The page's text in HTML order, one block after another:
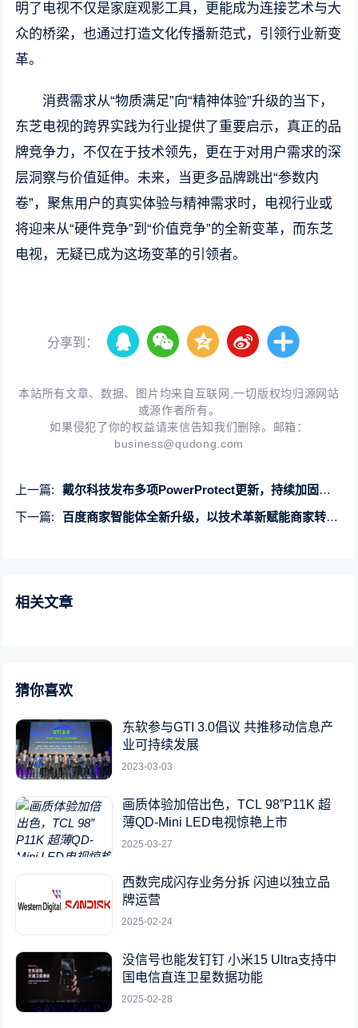
明了电视不仅是家庭观影工具，更能成为连接艺术与大
众的桥梁，也通过打造文化传播新范式，引领行业新变
革。
消费需求从“物质满足”向“精神体验”升级的当下，
东芝电视的跨界实践为行业提供了重要启示，真正的品
牌竞争力，不仅在于技术领先，更在于对用户需求的深
层洞察与价值延伸。未来，当更多品牌跳出“参数内
卷”，聚焦用户的真实体验与精神需求时，电视行业或
将迎来从“硬件竞争”到“价值竞争”的全新变革，而东芝
电视，无疑已成为这场变革的引领者。
分享到：
本站所有文章、数据、图片均来自互联网,一切版权均归源网站
或源作者所有。
如果侵犯了你的权益请来信告知我们删除。邮箱：
business@qudong.com
上一篇:
戴尔科技发布多项PowerProtect更新，持续加固网络韧性
下一篇:
百度商家智能体全新升级，以技术革新赋能商家转化经营新突破
相关文章
猜你喜欢
东软参与GTI 3.0倡议 共推移动信息产
业可持续发展
2023-03-03
画质体验加倍出色，TCL 98”P11K 超
薄QD-Mini LED电视惊艳上市
2025-03-27
西数完成闪存业务分拆 闪迪以独立品
牌运营
2025-02-24
没信号也能发钉钉 小米15 Ultra支持中
国电信直连卫星数据功能
2025-02-28